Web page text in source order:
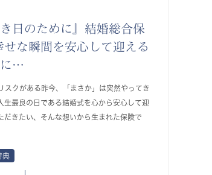
き日のために』結婚総合保
せな瞬間を安心して迎える
に…
スクがある昨今、「まさか」は突然やってき
生最良の日である結婚式を心から安心して迎
だきたい、そんな想いから生まれた保険で
典